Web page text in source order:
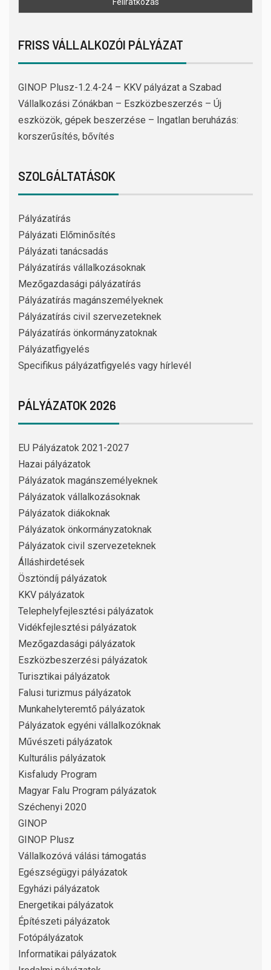
FRISS VÁLLALKOZÓI PÁLYÁZAT
GINOP Plusz-1.2.4-24 – KKV pályázat a Szabad
Vállalkozási Zónákban – Eszközbeszerzés – Új
eszközök, gépek beszerzése – Ingatlan beruházás:
korszerűsítés, bővítés
SZOLGÁLTATÁSOK
Pályázatírás
Pályázati Előminősítés
Pályázati tanácsadás
Pályázatírás vállalkozásoknak
Mezőgazdasági pályázatírás
Pályázatírás magánszemélyeknek
Pályázatírás civil szervezeteknek
Pályázatírás önkormányzatoknak
Pályázatfigyelés
Specifikus pályázatfigyelés vagy hírlevél
PÁLYÁZATOK 2026
EU Pályázatok 2021-2027
Hazai pályázatok
Pályázatok magánszemélyeknek
Pályázatok vállalkozásoknak
Pályázatok diákoknak
Pályázatok önkormányzatoknak
Pályázatok civil szervezeteknek
Álláshirdetések
Ösztöndíj pályázatok
KKV pályázatok
Telephelyfejlesztési pályázatok
Vidékfejlesztési pályázatok
Mezőgazdasági pályázatok
Eszközbeszerzési pályázatok
Turisztikai pályázatok
Falusi turizmus pályázatok
Munkahelyteremtő pályázatok
Pályázatok egyéni vállalkozóknak
Művészeti pályázatok
Kulturális pályázatok
Kisfaludy Program
Magyar Falu Program pályázatok
Széchenyi 2020
GINOP
GINOP Plusz
Vállalkozóvá válási támogatás
Egészségügyi pályázatok
Egyházi pályázatok
Energetikai pályázatok
Építészeti pályázatok
Fotópályázatok
Informatikai pályázatok